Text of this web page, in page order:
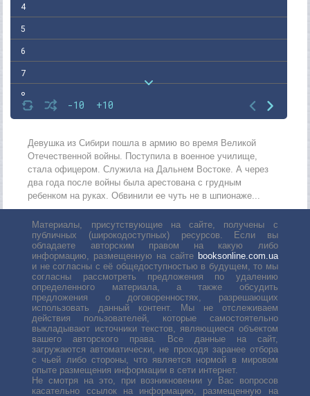
-10 +10
4
5
6
7
8
9
10
11
12
Девушка из Сибири пошла в армию во время Великой
Отечественной войны. Поступила в военное училище,
стала офицером. Служила на Дальнем Востоке. А через
два года после войны была арестована с грудным
ребенком на руках. Обвинили ее чуть не в шпионаже...
Материалы, присутствующие на сайте, получены с
публичных (широкодоступных) ресурсов. Если вы
обладаете авторским правом на какую либо
информацию, размещенную на сайте booksonline.com.ua
и не согласны с её общедоступностью в будущем, то мы
согласны рассмотреть предложения по удалению
определенного материала, а также обсудить
предложения о договоренностях, разрешающих
использовать данный контент. Мы не отслеживаем
действия пользователей, которые самостоятельно
выкладывают источники текстов, являющиеся объектом
вашего авторского права. Все данные на сайт,
загружаются автоматически, не проходя заранее отбора
с чьей либо стороны, что является нормой в мировом
опыте размещения информации в сети интернет.
Не смотря на это, при возникновении у Вас вопросов
касательно ссылок на информацию, размещенную на